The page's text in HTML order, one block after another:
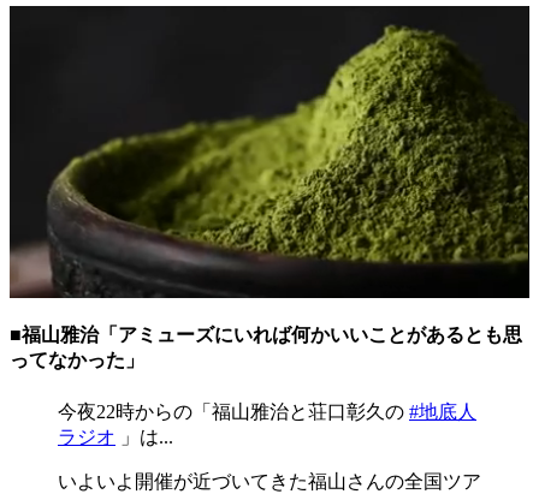
■福山雅治「アミューズにいれば何かいいことがあるとも思
ってなかった」
今夜22時からの「福山雅治と荘口彰久の #地底人
ラジオ 」は...
いよいよ開催が近づいてきた福山さんの全国ツア